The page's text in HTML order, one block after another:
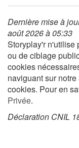
Les plus lus
Coups de coeur
Dernière mise à
août 2026 à 05:33
Storyplay'r n'utilise
ou de ciblage
cookies
naviguant sur
cookies. Pour en
Privée.
Déclaration CNIL